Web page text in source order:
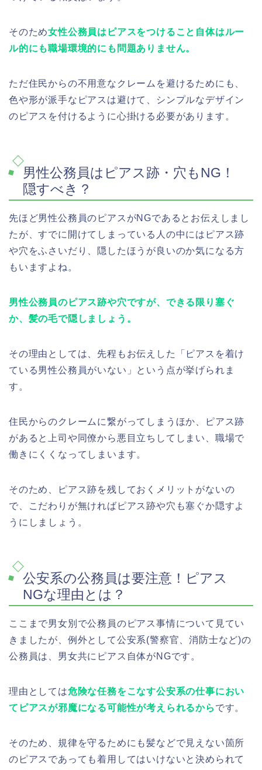
そのため女性公務員はピアスをつけること自体はルー
ル的にも職場環境的にも問題ありません。
ただ住民からの不用意なクレームを避けるためにも、
色や形が派手なピアスは避けて、シンプルなデザイン
のピアスを付けるように心掛ける必要があります。
男性公務員はピアス跡・穴もNG！
隠すべき？
先ほど男性公務員のピアスがNGであるとお伝えしまし
たが、すでに開けてしまっている人の中にはピアス跡
や穴をふさいだり、隠したほうが良いのか気になる方
もいますよね。
男性公務員のピアス跡や穴ですが、できる限り塞ぐ
か、髪の毛で隠しましょう。
その理由としては、先程もお伝えした「ピアスを着け
ている男性公務員がいない」という点が挙げられま
す。
住民からのクレームに繋がってしまうほか、ピアス跡
があると上司や同僚から悪目立ちしてしまい、職場で
働きにくくなってしまいます。
そのため、ピアス跡を残しておくメリットがないの
で、こだわりが無ければピアス跡や穴も塞ぐか隠すよ
うにしましょう。
公安系の公務員は要注意！ピアス
NGな理由とは？
ここまで男女別で公務員のピアス事情について見てい
きましたが、例外として公安系(警察官、消防士など)の
公務員は、男女共にピアス自体がNGです。
理由としては危険な任務をこなす公安系の仕事におい
てピアスが邪魔になる可能性が考えられるから です。
そのため、規律を守るためにも髪などで見えない箇所
のピアスであっても着用してはいけないと決められて